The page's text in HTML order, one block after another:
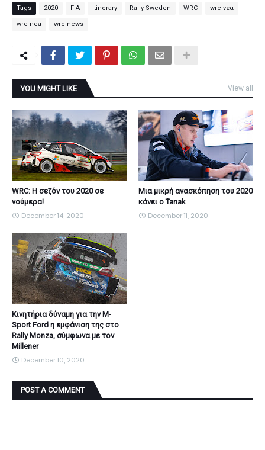
Tags 2020 FIA Itinerary Rally Sweden WRC wrc νεα
wrc nea wrc news
YOU MIGHT LIKE View all
WRC: Η σεζόν του 2020 σε
νούμερα!
December 14, 2020
Μια μικρή ανασκόπηση του 2020
κάνει ο Tanak
December 11, 2020
Κινητήρια δύναμη για την M-
Sport Ford η εμφάνιση της στο
Rally Monza, σύμφωνα με τον
Millener
December 10, 2020
POST A COMMENT